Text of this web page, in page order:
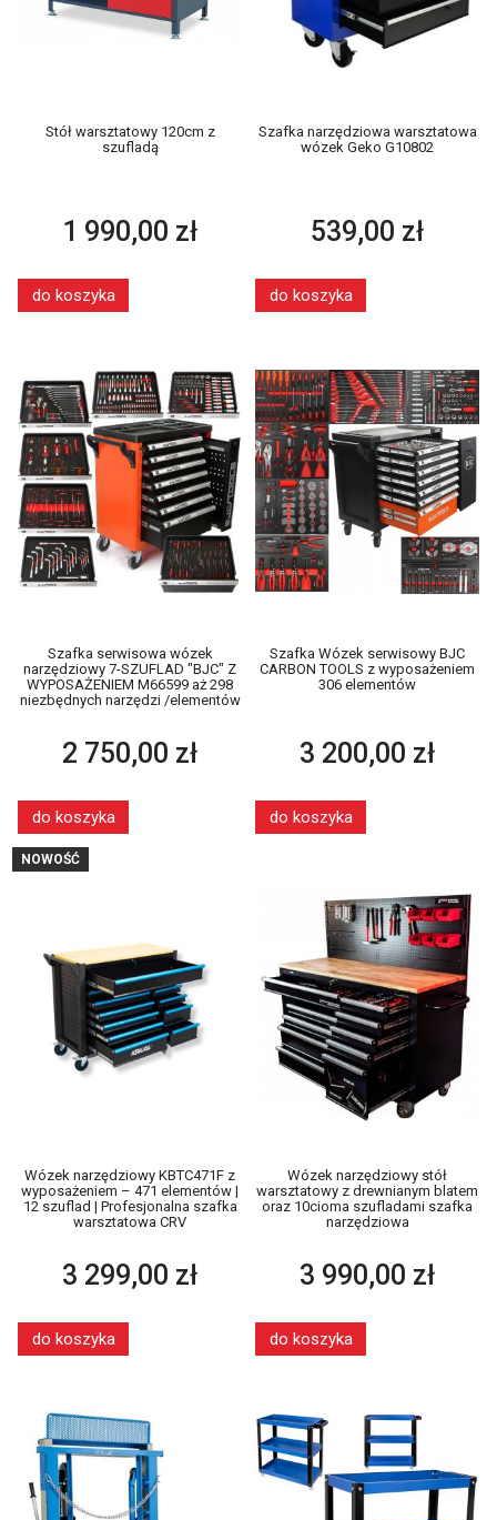
Stół warsztatowy 120cm z
szufladą
1 990,00 zł
do koszyka
Szafka narzędziowa warsztatowa
wózek Geko G10802
539,00 zł
do koszyka
Szafka serwisowa wózek
narzędziowy 7-SZUFLAD "BJC" Z
WYPOSAŻENIEM M66599 aż 298
niezbędnych narzędzi /elementów
2 750,00 zł
do koszyka
Szafka Wózek serwisowy BJC
CARBON TOOLS z wyposażeniem
306 elementów
3 200,00 zł
do koszyka
Wózek narzędziowy KBTC471F z
wyposażeniem – 471 elementów |
12 szuflad | Profesjonalna szafka
warsztatowa CRV
3 299,00 zł
do koszyka
NOWOŚĆ
Wózek narzędziowy stół
warsztatowy z drewnianym blatem
oraz 10cioma szufladami szafka
narzędziowa
3 990,00 zł
do koszyka